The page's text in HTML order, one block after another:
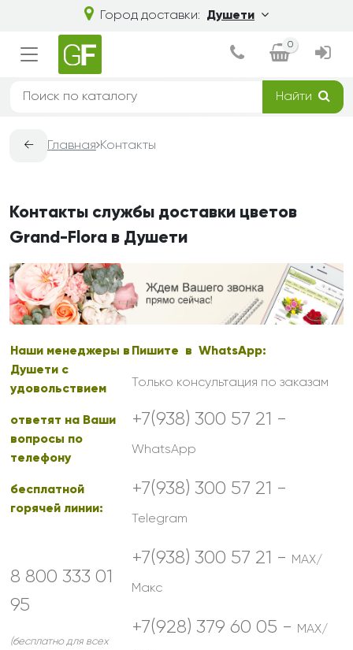
Город доставки: Душети
0
Найти
← Главная Контакты
Контакты службы доставки цветов
Grand-Flora в Душети
Наши менеджеры в
Душети с
удовольствием
ответят на Ваши
вопросы по
телефону
бесплатной
горячей линии:
8 800 333 01
95
(бесплатно для всех
Пишите в WhatsApp:
Только консультация по заказам
+7(938) 300 57 21 -
WhatsApp
+7(938) 300 57 21 -
Telegram
+7(938) 300 57 21 - MAX/
Макс
+7(928) 379 60 05 - MAX/